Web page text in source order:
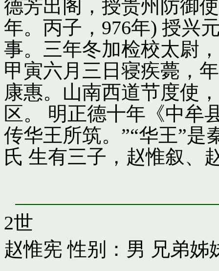
德芳出阁，授贵州防御
年。丙子，976年) 授兴
事。三年冬加检校太尉
甲寅六月三日寝疾薨，
康惠。山南西道节度使
区。 明正德十年《中牟
传华王所筑。”“华王”是
氏 生有三子，赵惟叙、
2世
赵惟宪 性别：男 兄弟姊